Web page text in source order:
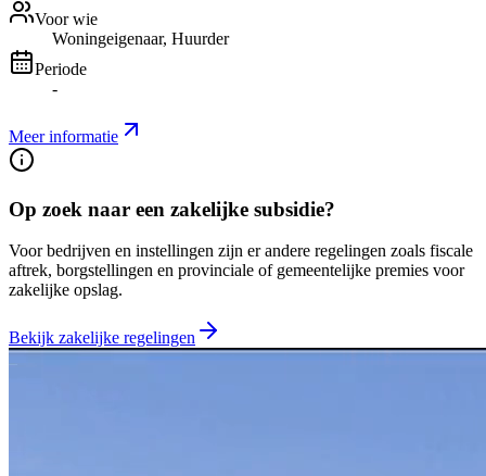
Voor wie
Woningeigenaar, Huurder
Periode
-
Meer informatie
Op zoek naar een zakelijke subsidie?
Voor bedrijven en instellingen zijn er andere regelingen zoals fiscale
aftrek, borgstellingen en provinciale of gemeentelijke premies voor
zakelijke opslag.
Bekijk zakelijke regelingen